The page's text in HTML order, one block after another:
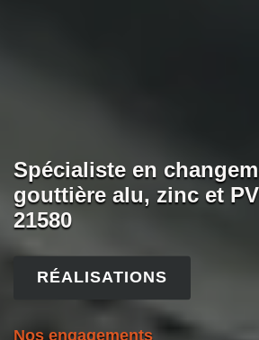
Spécialiste en
gouttière alu, zinc et
21580
RÉALISATIONS
Nos engagements